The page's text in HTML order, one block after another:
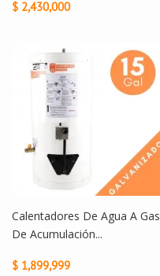
$ 2,430,000
Calentadores De Agua A Gas
De Acumulación...
$ 1,899,999